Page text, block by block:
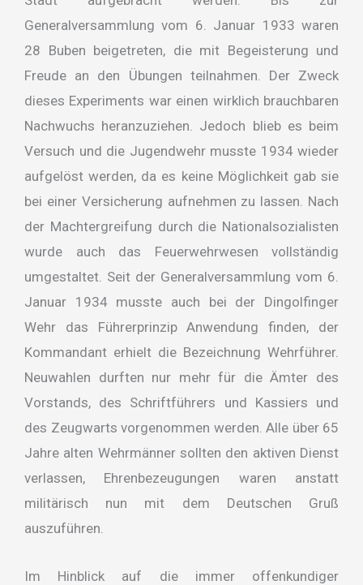
Generalversammlung vom 6. Januar 1933 waren
28 Buben beigetreten, die mit Begeisterung und
Freude an den Übungen teilnahmen. Der Zweck
dieses Experiments war einen wirklich brauchbaren
Nachwuchs heranzuziehen. Jedoch blieb es beim
Versuch und die Jugendwehr musste 1934 wieder
aufgelöst werden, da es keine Möglichkeit gab sie
bei einer Versicherung aufnehmen zu lassen. Nach
der Machtergreifung durch die Nationalsozialisten
wurde auch das Feuerwehrwesen vollständig
umgestaltet. Seit der Generalversammlung vom 6.
Januar 1934 musste auch bei der Dingolfinger
Wehr das Führerprinzip Anwendung finden, der
Kommandant erhielt die Bezeichnung Wehrführer.
Neuwahlen durften nur mehr für die Ämter des
Vorstands, des Schriftführers und Kassiers und
des Zeugwarts vorgenommen werden. Alle über 65
Jahre alten Wehrmänner sollten den aktiven Dienst
verlassen, Ehrenbezeugungen waren anstatt
militärisch nun mit dem Deutschen Gruß
auszuführen.
Im Hinblick auf die immer offenkundiger